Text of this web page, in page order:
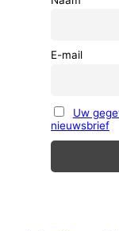
E-mail
Uw
nieuwsbrief